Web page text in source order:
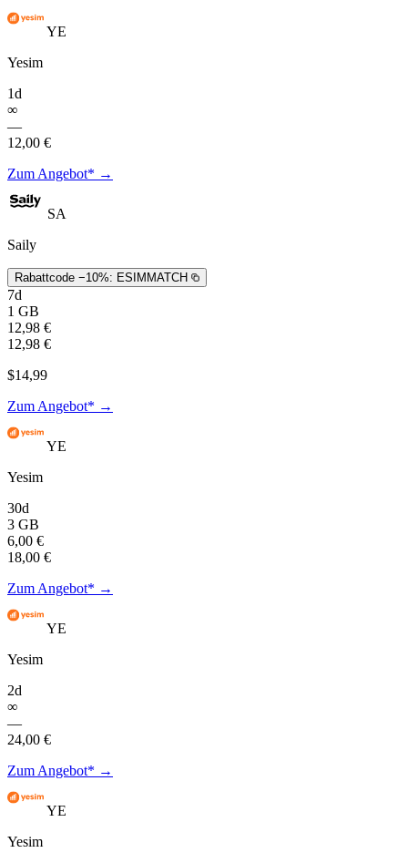
YE
Yesim
1d
∞
—
12,00 €
Zum Angebot* →
SA
Saily
Rabattcode −10%: ESIMMATCH
7d
1 GB
12,98 €
12,98 €
$14,99
Zum Angebot* →
YE
Yesim
30d
3 GB
6,00 €
18,00 €
Zum Angebot* →
YE
Yesim
2d
∞
—
24,00 €
Zum Angebot* →
YE
Yesim